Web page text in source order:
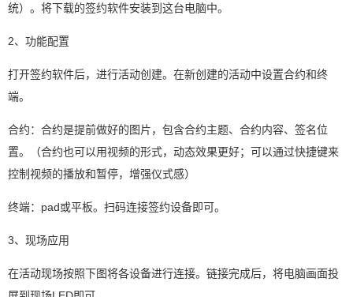
统）。将下载的签约软件安装到这台电脑中。
2、功能配置
打开签约软件后，进行活动创建。在新创建的活动中设置合约和终
端。
合约：合约是提前做好的图片，包含合约主题、合约内容、签名位
置。（合约也可以用视频的形式，动态效果更好；可以通过快捷键来
控制视频的播放和暂停，增强仪式感）
终端：pad或平板。扫码连接签约设备即可。
3、现场应用
在活动现场按照下图将各设备进行连接。链接完成后，将电脑画面投